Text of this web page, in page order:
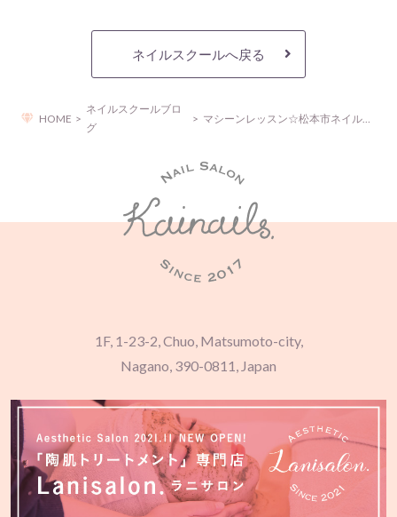
ネイルスクールへ戻る
HOME
ネイルスクールブロ
グ
マシーンレッスン☆松本市ネイルスクール カイネイルズ
1F, 1-23-2, Chuo, Matsumoto-city,
Nagano, 390-0811, Japan